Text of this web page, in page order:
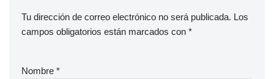
Tu dirección de correo electrónico no será publicada. Los
campos obligatorios están marcados con *
Nombre *